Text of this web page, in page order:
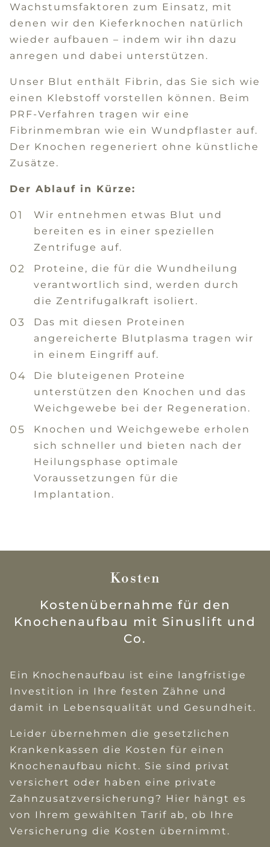
Wachstumsfaktoren zum Einsatz, mit
denen wir den Kieferknochen natürlich
wieder aufbauen – indem wir ihn dazu
anregen und dabei unterstützen.
Unser Blut enthält Fibrin, das Sie sich wie
einen Klebstoff vorstellen können. Beim
PRF-Verfahren tragen wir eine
Fibrinmembran wie ein Wundpflaster auf.
Der Knochen regeneriert ohne künstliche
Zusätze.
Der Ablauf in Kürze:
Wir entnehmen etwas Blut und
bereiten es in einer speziellen
Zentrifuge auf.
Proteine, die für die Wundheilung
verantwortlich sind, werden durch
die Zentrifugalkraft isoliert.
Das mit diesen Proteinen
angereicherte Blutplasma tragen wir
in einem Eingriff auf.
Die bluteigenen Proteine
unterstützen den Knochen und das
Weichgewebe bei der Regeneration.
Knochen und Weichgewebe erholen
sich schneller und bieten nach der
Heilungsphase optimale
Voraussetzungen für die
Implantation.
Kosten
Kostenübernahme für den
Knochenaufbau mit Sinuslift und
Co.
Ein Knochenaufbau ist eine langfristige
Investition in Ihre festen Zähne und
damit in Lebensqualität und Gesundheit.
Leider übernehmen die gesetzlichen
Krankenkassen die Kosten für einen
Knochenaufbau nicht. Sie sind privat
versichert oder haben eine private
Zahnzusatzversicherung? Hier hängt es
von Ihrem gewählten Tarif ab, ob Ihre
Versicherung die Kosten übernimmt.